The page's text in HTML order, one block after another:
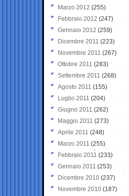
Marzo 2012 (255)
Febbraio 2012 (247)
Gennaio 2012 (259)
Dicembre 2011 (223)
Novembre 2011 (267)
Ottobre 2011 (283)
Settembre 2011 (268)
Agosto 2011 (155)
Luglio 2011 (204)
Giugno 2011 (262)
Maggio 2011 (273)
Aprile 2011 (248)
Marzo 2011 (255)
Febbraio 2011 (233)
Gennaio 2011 (253)
Dicembre 2010 (237)
Novembre 2010 (187)